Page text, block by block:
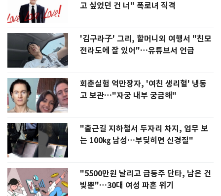
고 싶었던 건 너" 폭로녀 직격
'김구라子' 그리, 할머니외 여행서 "친모
전라도에 잘 있어"…유튜브서 언급
회춘실험 억만장자, '여친 생리혈' 냉동
고 보관…"자궁 내부 궁금해"
"출근길 지하철서 두자리 차지, 업무 보
는 100㎏ 남성…부딪히면 신경질"
"5500만원 날리고 급등주 단타, 남은 건
빚뿐"…30대 여성 파혼 위기